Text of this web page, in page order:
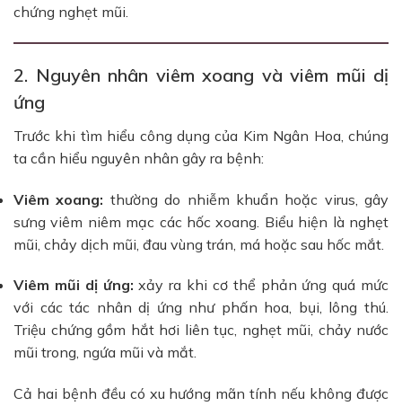
chứng nghẹt mũi.
2. Nguyên nhân viêm xoang và viêm mũi dị
ứng
Trước khi tìm hiểu công dụng của Kim Ngân Hoa, chúng
ta cần hiểu nguyên nhân gây ra bệnh:
Viêm xoang: thường do nhiễm khuẩn hoặc virus, gây
sưng viêm niêm mạc các hốc xoang. Biểu hiện là nghẹt
mũi, chảy dịch mũi, đau vùng trán, má hoặc sau hốc mắt.
Viêm mũi dị ứng: xảy ra khi cơ thể phản ứng quá mức
với các tác nhân dị ứng như phấn hoa, bụi, lông thú.
Triệu chứng gồm hắt hơi liên tục, nghẹt mũi, chảy nước
mũi trong, ngứa mũi và mắt.
Cả hai bệnh đều có xu hướng mãn tính nếu không được